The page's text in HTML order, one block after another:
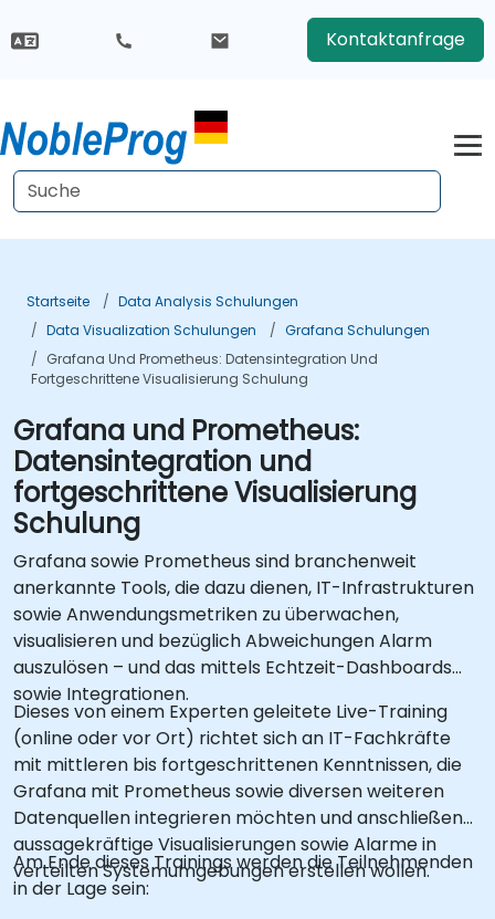
Kontaktanfrage
Startseite
Data Analysis Schulungen
Data Visualization Schulungen
Grafana Schulungen
Grafana Und Prometheus: Datensintegration Und
Fortgeschrittene Visualisierung Schulung
Grafana und Prometheus:
Datensintegration und
fortgeschrittene Visualisierung
Schulung
Grafana sowie Prometheus sind branchenweit
anerkannte Tools, die dazu dienen, IT-Infrastrukturen
sowie Anwendungsmetriken zu überwachen,
visualisieren und bezüglich Abweichungen Alarm
auszulösen – und das mittels Echtzeit-Dashboards
sowie Integrationen.
Dieses von einem Experten geleitete Live-Training
(online oder vor Ort) richtet sich an IT-Fachkräfte
mit mittleren bis fortgeschrittenen Kenntnissen, die
Grafana mit Prometheus sowie diversen weiteren
Datenquellen integrieren möchten und anschließend
aussagekräftige Visualisierungen sowie Alarme in
verteilten Systemumgebungen erstellen wollen.
Am Ende dieses Trainings werden die Teilnehmenden
in der Lage sein: